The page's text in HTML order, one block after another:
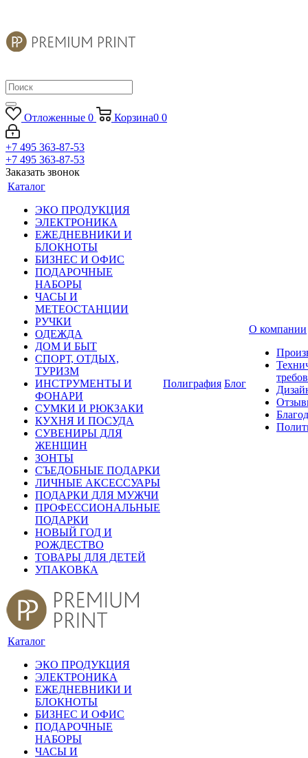
Отложенные 0 Корзина0 0
+7 495 363-87-53
+7 495 363-87-53
Заказать звонок
Каталог
ЭКО ПРОДУКЦИЯ
ЭЛЕКТРОНИКА
ЕЖЕДНЕВНИКИ И
БЛОКНОТЫ
БИЗНЕС И ОФИС
ПОДАРОЧНЫЕ
НАБОРЫ
ЧАСЫ И
МЕТЕОСТАНЦИИ
РУЧКИ
ОДЕЖДА
ДОМ И БЫТ
СПОРТ, ОТДЫХ,
ТУРИЗМ
ИНСТРУМЕНТЫ И
ФОНАРИ
СУМКИ И РЮКЗАКИ
КУХНЯ И ПОСУДА
СУВЕНИРЫ ДЛЯ
ЖЕНЩИН
ЗОНТЫ
СЪЕДОБНЫЕ ПОДАРКИ
ЛИЧНЫЕ АКСЕССУАРЫ
ПОДАРКИ ДЛЯ МУЖЧИ
ПРОФЕССИОНАЛЬНЫЕ
ПОДАРКИ
НОВЫЙ ГОД И
РОЖДЕСТВО
ТОВАРЫ ДЛЯ ДЕТЕЙ
УПАКОВКА
Полиграфия Блог
О компании
Каталог
ЭКО ПРОДУКЦИЯ
ЭЛЕКТРОНИКА
ЕЖЕДНЕВНИКИ И
БЛОКНОТЫ
БИЗНЕС И ОФИС
ПОДАРОЧНЫЕ
НАБОРЫ
ЧАСЫ И